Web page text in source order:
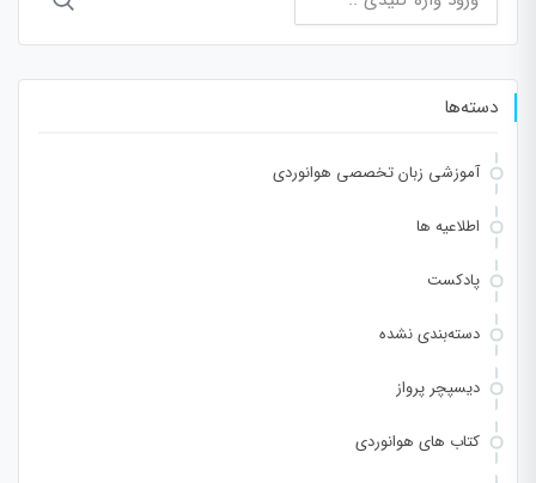
برای:
دسته‌ها
آموزشی زبان تخصصی هوانوردی
اطلاعیه ها
پادکست
دسته‌بندی نشده
دیسپچر پرواز
کتاب های هوانوردی